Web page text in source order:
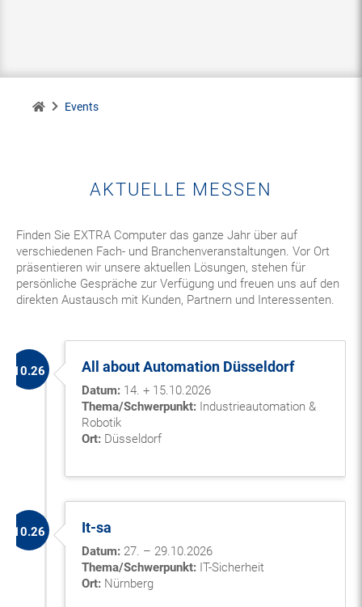
Zur Startseite
Events
AKTUELLE MESSEN
Finden Sie EXTRA Computer das ganze Jahr über auf
verschiedenen Fach- und Branchenveranstaltungen. Vor Ort
präsentieren wir unsere aktuellen Lösungen, stehen für
persönliche Gespräche zur Verfügung und freuen uns auf den
direkten Austausch mit Kunden, Partnern und Interessenten.
10.26 All about Automation Düsseldorf
Datum: 14. + 15.10.2026
Thema/Schwerpunkt: Industrieautomation &
Robotik
Ort: Düsseldorf
10.26 It-sa
Datum: 27. – 29.10.2026
Thema/Schwerpunkt: IT-Sicherheit
Ort: Nürnberg